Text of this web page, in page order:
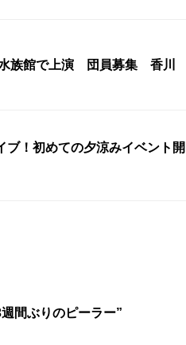
水族館で上演 団員募集 香川
！初めての夕涼みイベント開
間ぶりのピーラー”